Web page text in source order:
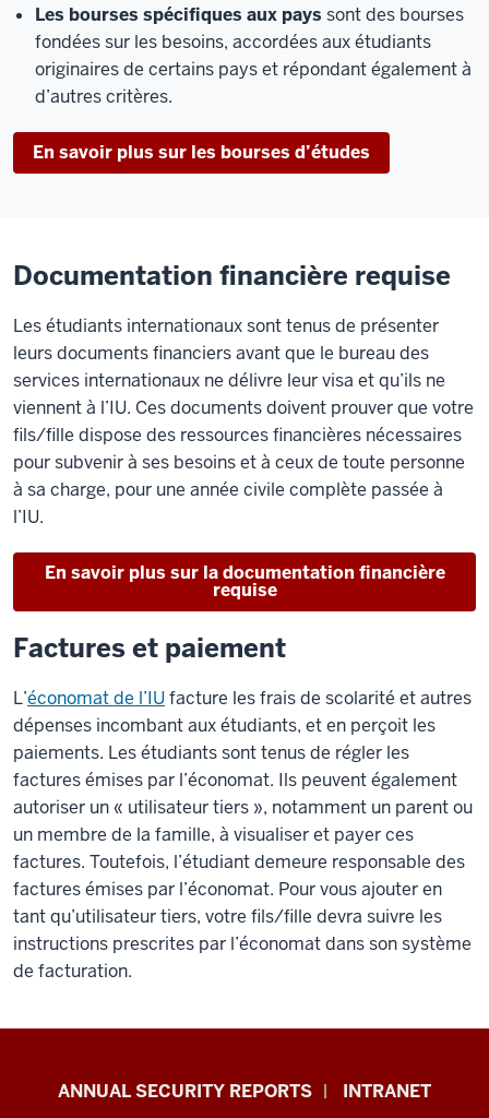
Les bourses spécifiques aux pays sont des bourses
fondées sur les besoins, accordées aux étudiants
originaires de certains pays et répondant également à
d’autres critères.
En savoir plus sur les bourses d’études
Documentation financière requise
Les étudiants internationaux sont tenus de présenter
leurs documents financiers avant que le bureau des
services internationaux ne délivre leur visa et qu’ils ne
viennent à l’IU. Ces documents doivent prouver que votre
fils/fille dispose des ressources financières nécessaires
pour subvenir à ses besoins et à ceux de toute personne
à sa charge, pour une année civile complète passée à
l’IU.
En savoir plus sur la documentation financière
requise
Factures et paiement
L’économat de l’IUfacture les frais de scolarité et autres
dépenses incombant aux étudiants, et en perçoit les
paiements. Les étudiants sont tenus de régler les
factures émises par l’économat. Ils peuvent également
autoriser un « utilisateur tiers », notamment un parent ou
un membre de la famille, à visualiser et payer ces
factures. Toutefois, l’étudiant demeure responsable des
factures émises par l’économat. Pour vous ajouter en
tant qu’utilisateur tiers, votre fils/fille devra suivre les
instructions prescrites par l’économat dans son système
de facturation.
Office
ANNUAL SECURITY REPORTS INTRANET